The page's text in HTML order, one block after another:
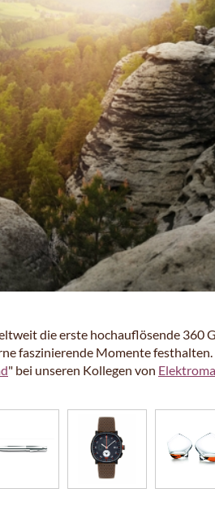
die erste hochauflösende 360
faszinierende Momente
" bei unseren Kollegen von